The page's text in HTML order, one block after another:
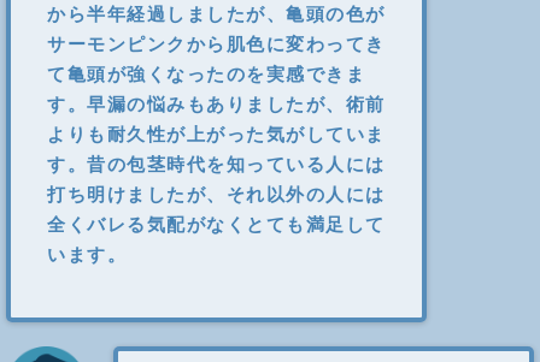
から半年経過しましたが、亀頭の色が
サーモンピンクから肌色に変わってき
て亀頭が強くなったのを実感できま
す。早漏の悩みもありましたが、術前
よりも耐久性が上がった気がしていま
す。昔の包茎時代を知っている人には
打ち明けましたが、それ以外の人には
全くバレる気配がなくとても満足して
います。